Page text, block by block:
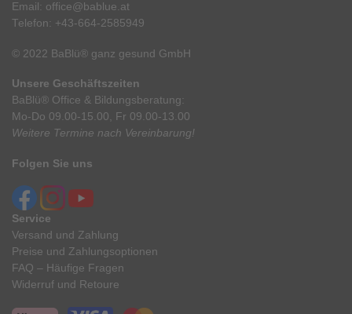
Email: office@bablue.at
Telefon: +43-664-2585949
© 2022 BaBlü® ganz gesund GmbH
Unsere Geschäftszeiten
BaBlü® Office & Bildungsberatung:
Mo-Do 09.00-15.00, Fr 09.00-13.00
Weitere Termine nach Vereinbarung!
Folgen Sie uns
Service
Versand und Zahlung
Preise und Zahlungsoptionen
FAQ – Häufige Fragen
Widerruf und Retoure